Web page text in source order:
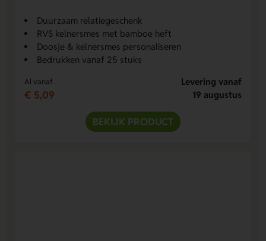
Duurzaam relatiegeschenk
RVS kelnersmes met bamboe heft
Doosje & kelnersmes personaliseren
Bedrukken vanaf 25 stuks
Al vanaf
€ 5,09
Levering vanaf
19 augustus
BEKIJK PRODUCT